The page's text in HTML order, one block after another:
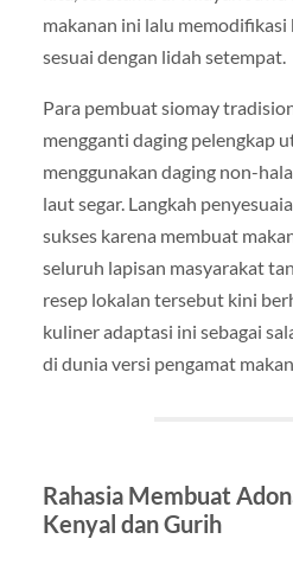
makanan ini lalu memodifikasi
sesuai dengan lidah setempat.
Para pembuat siomay
mengganti daging pelengkap
menggunakan daging non-
laut segar. Langkah
sukses karena membuat
seluruh lapisan masyarakat
resep lokalan tersebut kini
kuliner adaptasi ini sebagai
di dunia versi pengamat
Rahasia Membuat
Kenyal dan Gurih